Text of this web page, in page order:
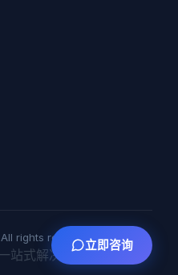
rights reserved.
站式解决方案
立即咨询